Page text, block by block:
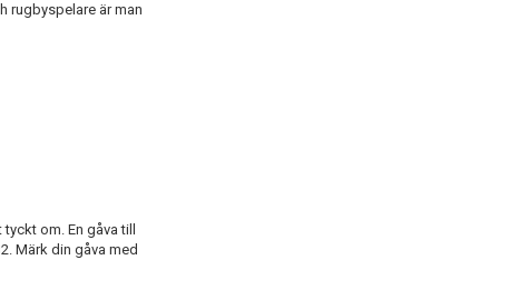
rugbyspelare är man
om. En gåva till
Märk din gåva med